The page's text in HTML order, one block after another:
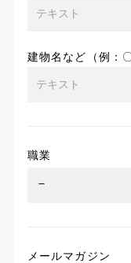
建物名など（例：
職業
メールマガジン